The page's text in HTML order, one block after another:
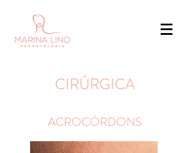
CIRÚRGICA
ACROCÓRDONS